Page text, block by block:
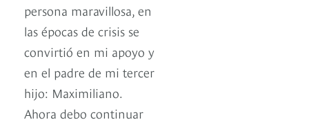
persona maravillosa, en
las épocas de crisis se
convirtió en mi apoyo y
en el padre de mi tercer
hijo: Maximiliano.
Ahora debo continuar